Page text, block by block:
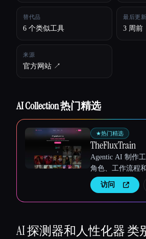
替代品
6 个类似工具
最后更新
3 周前
来源
官方网站 ↗︎
AI Collection 热门精选
★热门精选
TheFluxTrain
Agentic AI 制作
角色、工作流程
访问
AI 探测器和人性化器类